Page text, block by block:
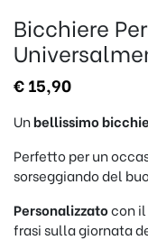
Bicchiere
€15,90
Unbellissimo
Perfetto per un
sorseggiando del
Personalizzatocon
frasi sulla giornata